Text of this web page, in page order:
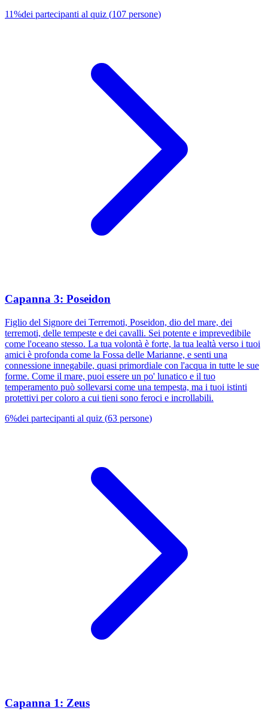
11%dei partecipanti al quiz (107 persone)
Capanna 3: Poseidon
Figlio del Signore dei Terremoti, Poseidon, dio del mare, dei
terremoti, delle tempeste e dei cavalli. Sei potente e imprevedibile
come l'oceano stesso. La tua volontà è forte, la tua lealtà verso i tuoi
amici è profonda come la Fossa delle Marianne, e senti una
connessione innegabile, quasi primordiale con l'acqua in tutte le sue
forme. Come il mare, puoi essere un po' lunatico e il tuo
temperamento può sollevarsi come una tempesta, ma i tuoi istinti
protettivi per coloro a cui tieni sono feroci e incrollabili.
6%dei partecipanti al quiz (63 persone)
Capanna 1: Zeus